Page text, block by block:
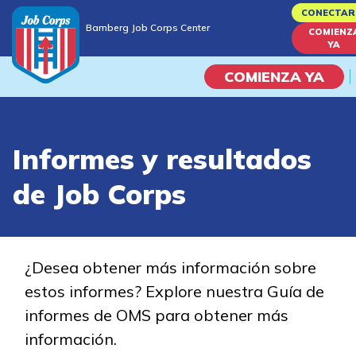
to
content
Bamberg Job Corps Center
YA
COMIENZA YA
Vida En El Campus
Habilidades académicas
Estudiar
Programas de
Informes y resultados
de Job Corps
¿Desea obtener más información sobre
estos informes? Explore nuestra Guía de
informes de OMS para obtener más
información.